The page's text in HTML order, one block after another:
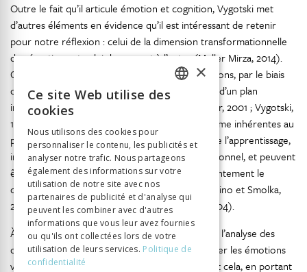
Outre le fait qu’il articule émotion et cognition, Vygotski met
d’autres éléments en évidence qu’il est intéressant de retenir
pour notre réflexion : celui de la dimension transformationnelle
des émotions et celui du rapport à l’autre (Muller Mirza, 2014).
Comme les processus liés à la pensée, les émotions, par le biais
de médiations sociales et sémiotiques, circulent d’un plan
interpsychique à un plan intrapsychique (Valsiner, 2001 ; Vygotski,
1987). Les émotions sont ainsi considérées comme inhérentes au
processus de développement de la pensée et de l’apprentissage,
inscrites dans un contexte relationnel et institutionnel, et peuvent
être transformées, tout en transformant conjointement le
contexte dans lequel elles se produisent (Magiolino et Smolka,
2013 ; Muller Mirza, 2016 ; Santiago-Delfosse, 2004).
À partir de ces apports vygotskiens, il s’agit avec l’analyse des
données menée dans cette recherche d’envisager les émotions
verbalisées dans leur contexte de production. Et cela, en portant
ITALIAN
×
Ce site Web utilise des
cookies
Nous utilisons des cookies pour
personnaliser le contenu, les publicités et
analyser notre trafic. Nous partageons
également des informations sur votre
utilisation de notre site avec nos
partenaires de publicité et d'analyse qui
peuvent les combiner avec d'autres
informations que vous leur avez fournies
ou qu'ils ont collectées lors de votre
utilisation de leurs services. Politique de
confidentialité